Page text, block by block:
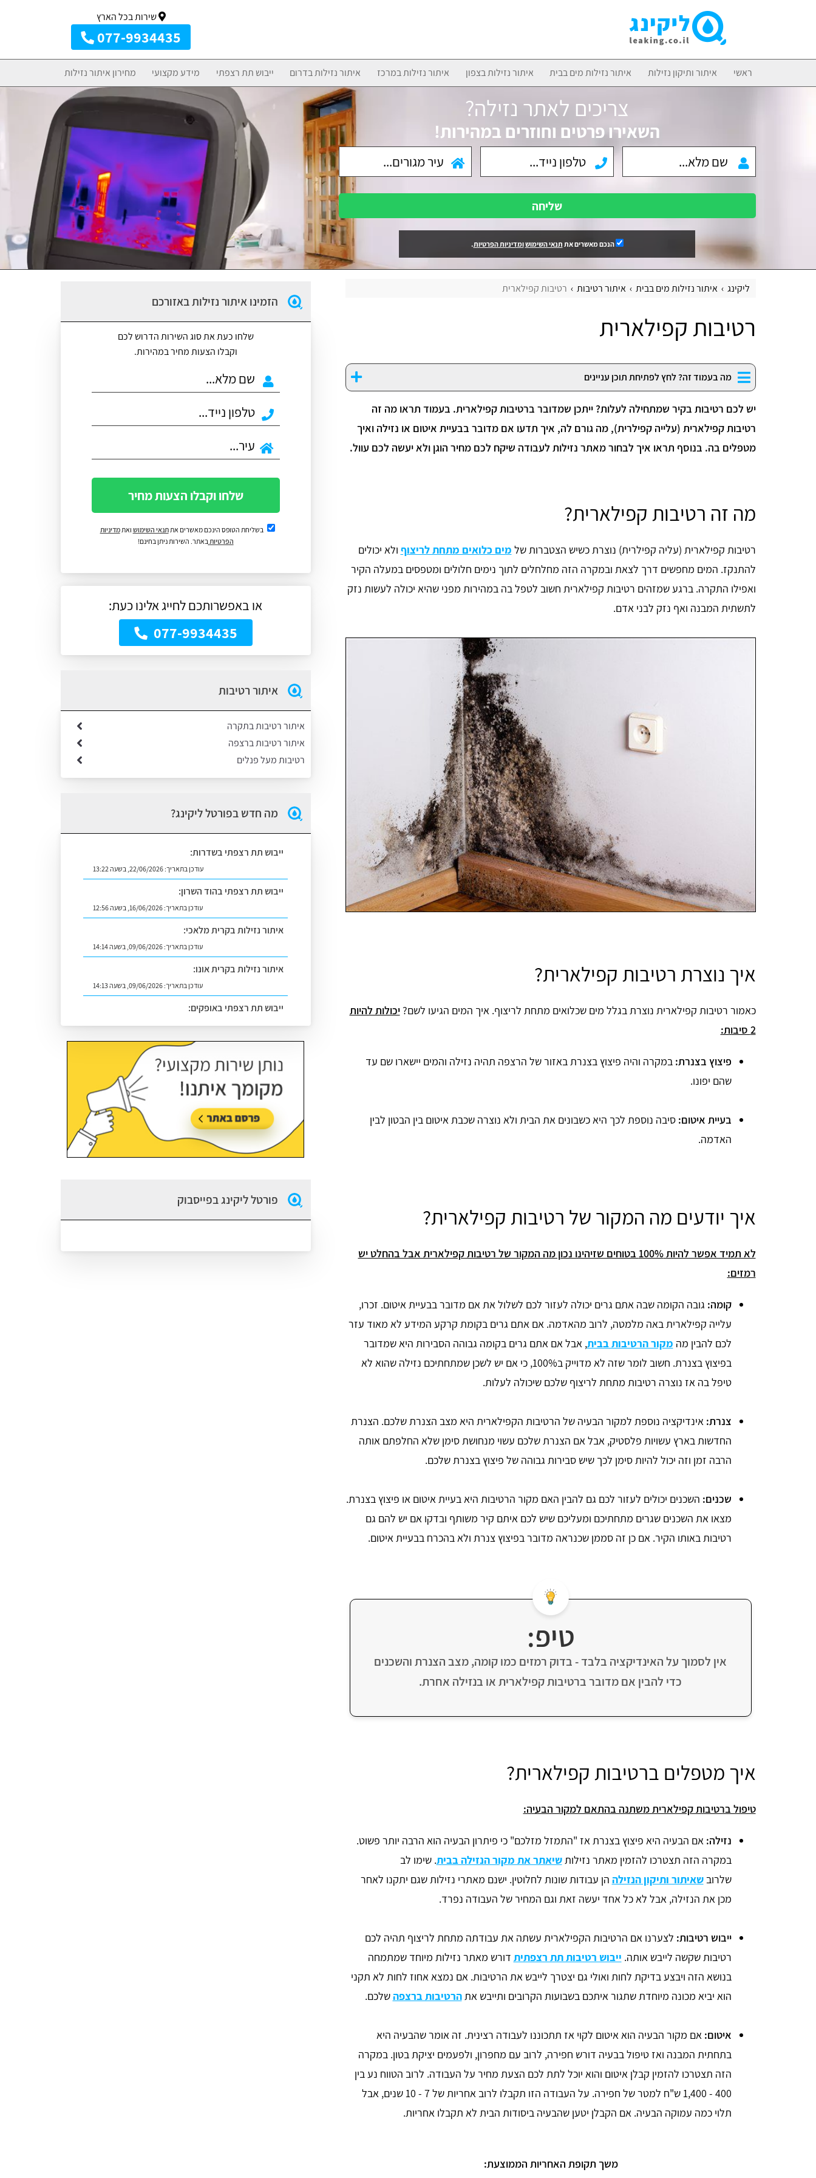
שירות בכל הארץ
077-9934435
ראשי איתור ותיקון נזילות איתור נזילות מים בבית איתור נזילות בצפון איתור נזילות במרכז איתור נזילות בדרום ייבוש תת רצפתי מידע מקצועי מחירון איתור נזילות
צריכים לאתר נזילה?
השאירו פרטים וחוזרים במהירות!
שליחה
הנכם מאשרים את תנאי השימושומדיניות הפרטיות.
ליקינג איתור נזילות מים בבית איתור רטיבות רטיבות קפילארית
רטיבות קפילארית
מה בעמוד זה? לחץ לפתיחת תוכן עניינים
יש לכם רטיבות בקיר שמתחילה לעלות? ייתכן שמדובר ברטיבות קפילארית. בעמוד תראו מה זה
רטיבות קפילארית (עלייה קפילרית), מה גורם לה, איך תדעו אם מדובר בבעיית איטום או נזילה ואיך
מטפלים בה. בנוסף תראו איך לבחור מאתר נזילות לעבודה שיקח לכם מחיר הוגן ולא יעשה לכם עוול.
מה זה רטיבות קפילארית?
רטיבות קפילארית (עליה קפילרית) נוצרת כשיש הצטברות של מים כלואים מתחת לריצוף ולא יכולים
להתנקז. המים מחפשים דרך לצאת ובמקרה הזה מחלחלים לתוך נימים חלולים ומטפסים במעלה הקיר
ואפילו התקרה. ברגע שמזהים רטיבות קפילארית חשוב לטפל בה במהירות מפני שהיא יכולה לעשות נזק
לתשתית המבנה ואף נזק לבני אדם.
איך נוצרת רטיבות קפילארית?
כאמור רטיבות קפילארית נוצרת בגלל מים שכלואים מתחת לריצוף. איך המים הגיעו לשם?יכולות להיות
2 סיבות:
פיצוץ בצנרת: במקרה והיה פיצוץ בצנרת באזור של הרצפה תהיה נזילה והמים יישארו שם עד
שהם יפונו.
בעיית איטום: סיבה נוספת לכך היא כשבונים את הבית ולא נוצרה שכבת איטום בין הבטון לבין
האדמה.
איך יודעים מה המקור של רטיבות קפילארית?
לא תמיד אפשר להיות 100% בטוחים שזיהינו נכון מה המקור של רטיבות קפילארית אבל בהחלט יש
רמזים:
קומה: גובה הקומה שבה אתם גרים יכולה לעזור לכם לשלול את אם מדובר בבעיית איטום. זכרו,
עלייה קפילארית באה מלמטה, לרוב מהאדמה. אם אתם גרים בקומת קרקע המידע לא מאוד עזר
לכם להבין מה מקור הרטיבות בבית, אבל אם אתם גרים בקומה גבוהה הסבירות היא שמדובר
בפיצוץ בצנרת. חשוב לומר שזה לא מדוייק ב100%, כי אם יש לשכן שמתחתיכם נזילה שהוא לא
טיפל בה אז נוצרה רטיבות מתחת לריצוף שלכם שיכולה לעלות.
צנרת: אינדיקציה נוספת למקור הבעיה של הרטיבות הקפילארית היא מצב הצנרת שלכם. הצנרת
החדשות בארץ עשויות פלסטיק, אבל אם הצנרת שלכם עשוי מנחושת סימן שלא החלפתם אותה
הרבה זמן וזה יכול להיות סימן לכך שיש סבירות גבוהה של פיצוץ בצנרת שלכם.
שכנים: השכנים יכולים לעזור לכם גם להבין האם מקור הרטיבות היא בעיית איטום או פיצוץ בצנרת.
מצאו את השכנים שגרים מתחתיכם ומעליכם שיש לכם איתם קיר משותף ובדקו אם יש להם גם
רטיבות באותו הקיר. אם כן זה סממן שכנראה מדובר בפיצוץ צנרת ולא בהכרח בבעיית איטום.
טיפ:
אין לסמוך על האינדיקציה בלבד - בדוק רמזים כמו קומה, מצב הצנרת והשכנים
כדי להבין אם מדובר ברטיבות קפילארית או בנזילה אחרת.
איך מטפלים ברטיבות קפילארית?
טיפול ברטיבות קפילארית משתנה בהתאם למקור הבעיה:
נזילה: אם הבעיה היא פיצוץ בצנרת אז "התמזל מזלכם" כי פיתרון הבעיה הוא הרבה יותר פשוט.
במקרה הזה תצטרכו להזמין מאתר נזילותשיאתר את מקור הנזילה בבית. שימו לב
שלרובשאיתור ותיקון הנזילה הן עבודות שונות לחלוטין. ישנם מאתרי נזילות שגם יתקנו לאחר
מכן את הנזילה, אבל לא כל אחד יעשה זאת וגם המחיר של העבודה נפרד.
ייבוש רטיבות: לצערנו אם הרטיבות הקפילארית עשתה את עבודתה מתחת לריצוף תהיה לכם
רטיבות שקשה לייבש אותה. ייבוש רטיבות תת רצפתית דורש מאתר נזילות מיוחד שמתמחה
בנושא הזה ויבצע בדיקת לחות ואולי גם יצטרך לייבש את הרטיבות. אם נמצא אחוז לחות לא תקני
הוא יביא מכונה מיוחדת שתגור איתכם בשבועות הקרובים ותייבש אתהרטיבות ברצפהשלכם.
איטום: אם מקור הבעיה הוא איטום לקוי אז תתכוננו לעבודה רצינית. זה אומר שהבעיה היא
בתחתית המבנה ואז טיפול בבעיה דורש חפירה, לרוב עם מחפרון, ולפעמים יציקת בטון. במקרה
הזה תצטרכו להזמין קבלן איטום והוא יוכל לתת לכם הצעת מחיר על העבודה. לרוב הטווח נע בין
400 - 1,400 ש"ח למטר של חפירה. על העבודה הזו תקבלו לרוב אחריות של 7 - 10 שנים, אבל
תלוי כמה עמוקה הבעיה. אם הקבלן יטען שהבעיה ביסודות הבית לא תקבלו אחריות.
משך תקופת האחריות הממוצעת:
הזמינו איתור נזילות באזורכם
שלחו כעת את סוג השירות הדרוש לכם
וקבלו הצעות מחיר במהירות.
שלחו וקבלו הצעות מחיר
בשליחת הטופס הינכם מאשרים אתתנאי השימוש ואתמדיניות
הפרטיותבאתר. השירות ניתן בחינם!
או באפשרותכם לחייג אלינו כעת:
077-9934435
איתור רטיבות
איתור רטיבות בתקרה
איתור רטיבות ברצפה
רטיבות מעל פנלים
מה חדש בפורטל ליקינג?
ייבוש תת רצפתי בשדרות:
עודכן בתאריך:22/06/2026, בשעה 13:22
ייבוש תת רצפתי בהוד השרון:
עודכן בתאריך:16/06/2026, בשעה 12:56
איתור נזילות בקרית מלאכי:
עודכן בתאריך:09/06/2026, בשעה 14:14
איתור נזילות בקרית אונו:
עודכן בתאריך:09/06/2026, בשעה 14:13
ייבוש תת רצפתי באופקים:
עודכן בתאריך:02/07/2026, בשעה 14:06
פורטל ליקינג בפייסבוק